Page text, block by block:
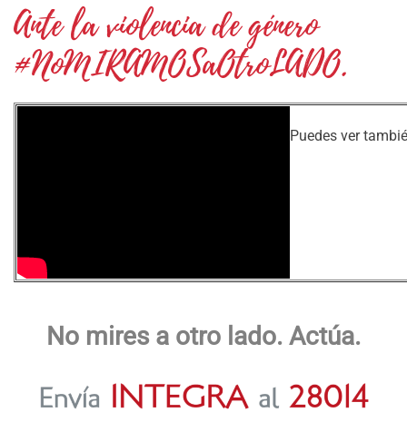
Ante la violencia de género
#NoMIRAMOSaOtroLADO.
Puedes ver
No mires a otro lado. Actúa.